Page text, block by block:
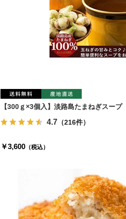
【300ｇ×3個入】淡路島たまねぎスープ
4.7 （216件）
￥3,600 （税込）